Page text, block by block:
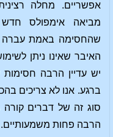
אפשריים. מחלה
מביאה אימפולס
שהחסימה באמת עברה
האיבר שאינו ניתן
יש עדיין הרבה חסימות
ברגע. אנו לא צריכים
סוג זה של דברים
הרבה פחות משמעותיים.